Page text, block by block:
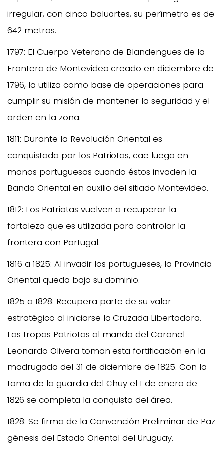
irregular, con cinco baluartes, su perímetro es de
642 metros.
1797: El Cuerpo Veterano de Blandengues de la
Frontera de Montevideo creado en diciembre de
1796, la utiliza como base de operaciones para
cumplir su misión de mantener la seguridad y el
orden en la zona.
1811: Durante la Revolución Oriental es
conquistada por los Patriotas, cae luego en
manos portuguesas cuando éstos invaden la
Banda Oriental en auxilio del sitiado Montevideo.
1812: Los Patriotas vuelven a recuperar la
fortaleza que es utilizada para controlar la
frontera con Portugal.
1816 a 1825: Al invadir los portugueses, la Provincia
Oriental queda bajo su dominio.
1825 a 1828: Recupera parte de su valor
estratégico al iniciarse la Cruzada Libertadora.
Las tropas Patriotas al mando del Coronel
Leonardo Olivera toman esta fortificación en la
madrugada del 31 de diciembre de 1825. Con la
toma de la guardia del Chuy el 1 de enero de
1826 se completa la conquista del área.
1828: Se firma de la Convención Preliminar de Paz
génesis del Estado Oriental del Uruguay.